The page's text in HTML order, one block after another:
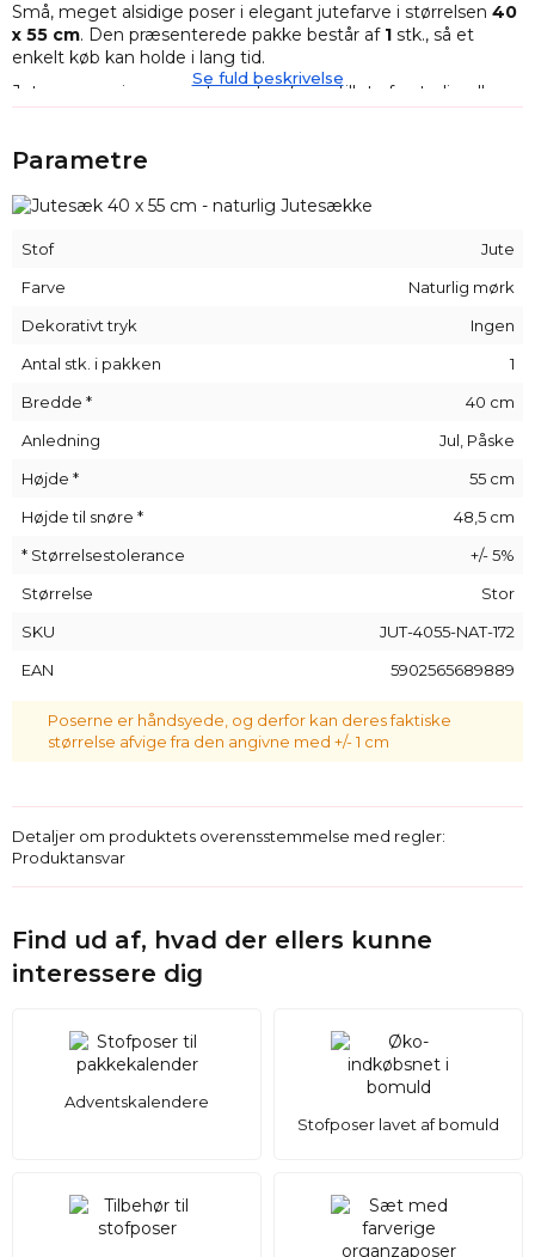
Små, meget alsidige poser i elegant jutefarve i størrelsen 40
x 55 cm. Den præsenterede pakke består af 1 stk., så et
enkelt køb kan holde i lang tid.
Juteposerne i vores sortiment er fremstillet af naturlig eller
syntetisk jute, men uanset materialetypen er de
karakteristiske udseende - de ligner en flettet snor. Jute har
omgivelserne, så skiftende forhold er ikke et problem for
valgmuligheder, da mange modeller er specielt farvet i
tilfredshed og sikrer, at der er noget for enhver smag.
Se fuld beskrivelse
Parametre
Stof
Jute
Farve
Naturlig mørk
Dekorativt tryk
Ingen
Antal stk. i pakken
1
Bredde *
40 cm
Anledning
Jul, Påske
Højde *
55 cm
Højde til snøre *
48,5 cm
* Størrelsestolerance
+/- 5%
Størrelse
Stor
SKU
JUT-4055-NAT-172
EAN
5902565689889
Poserne er håndsyede, og derfor kan deres faktiske
størrelse afvige fra den angivne med +/- 1 cm
Detaljer om produktets overensstemmelse med regler:
Produktansvar
Find ud af, hvad der ellers kunne
interessere dig
Adventskalendere
Stofposer lavet af bomuld